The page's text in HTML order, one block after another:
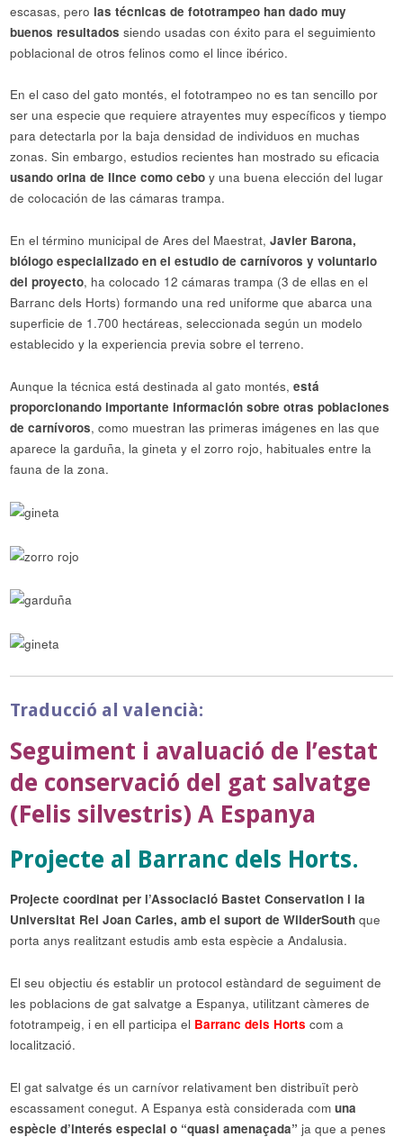
escasas, pero las técnicas de fototrampeo han dado muy
buenos resultados siendo usadas con éxito para el seguimiento
poblacional de otros felinos como el lince ibérico.
En el caso del gato montés, el fototrampeo no es tan sencillo por
ser una especie que requiere atrayentes muy específicos y tiempo
para detectarla por la baja densidad de individuos en muchas
zonas. Sin embargo, estudios recientes han mostrado su eficacia
usando orina de lince como cebo y una buena elección del lugar
de colocación de las cámaras trampa.
En el término municipal de Ares del Maestrat,Javier Barona,
biólogo especializado en el estudio de carnívoros y voluntario
del proyecto, ha colocado 12 cámaras trampa (3 de ellas en el
Barranc dels Horts) formando una red uniforme que abarca una
superficie de 1.700 hectáreas, seleccionada según un modelo
establecido y la experiencia previa sobre el terreno.
Aunque la técnica está destinada al gato montés,está
proporcionando importante información sobre otras poblaciones
de carnívoros, como muestran las primeras imágenes en las que
aparece la garduña, la gineta y el zorro rojo, habituales entre la
fauna de la zona.
Traducció al valencià:
Seguiment i avaluació de l’estat
de conservació del gat salvatge
(Felis silvestris) A Espanya
Projecte al Barranc dels Horts.
Projecte coordinat per l’Associació Bastet Conservation i la
Universitat Rei Joan Carles, amb el suport de WilderSouth que
porta anys realitzant estudis amb esta espècie a Andalusia.
El seu objectiu és establir un protocol estàndard de seguiment de
les poblacions de gat salvatge a Espanya, utilitzant càmeres de
fototrampeig, i en ell participa el Barranc dels Horts com a
localització.
El gat salvatge és un carnívor relativament ben distribuït però
escassament conegut. A Espanya està considerada comuna
espècie d’interés especial o “quasi amenaçada” ja que a penes